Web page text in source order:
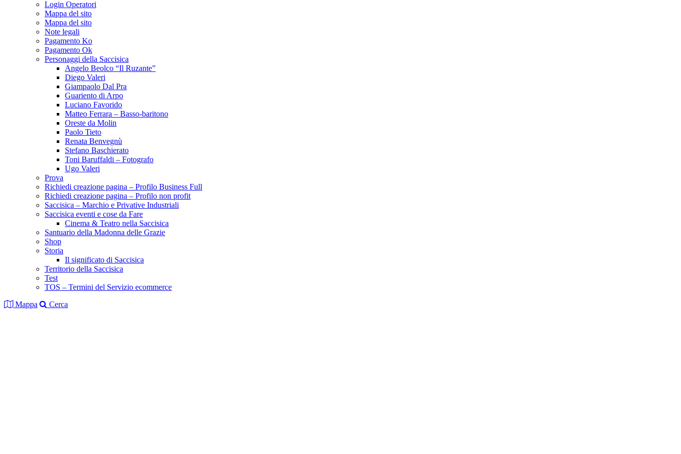
Login Operatori
Mappa del sito
Mappa del sito
Note legali
Pagamento Ko
Pagamento Ok
Personaggi della Saccisica
Angelo Beolco “Il Ruzante”
Diego Valeri
Giampaolo Dal Pra
Guariento di Arpo
Luciano Favorido
Matteo Ferrara – Basso-baritono
Oreste da Molin
Paolo Tieto
Renata Benvegnù
Stefano Baschierato
Toni Baruffaldi – Fotografo
Ugo Valeri
Prova
Richiedi creazione pagina – Profilo Business Full
Richiedi creazione pagina – Profilo non profit
Saccisica – Marchio e Privative Industriali
Saccisica eventi e cose da Fare
Cinema & Teatro nella Saccisica
Santuario della Madonna delle Grazie
Shop
Storia
Il significato di Saccisica
Territorio della Saccisica
Test
TOS – Termini del Servizio ecommerce
Mappa
Cerca